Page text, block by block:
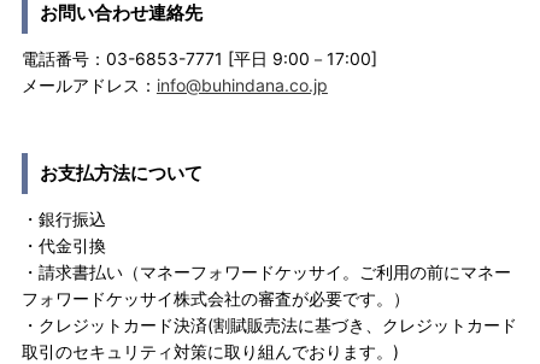
お問い合わせ連絡先
電話番号：03-6853-7771 [平日 9:00－17:00]
メールアドレス： info@buhindana.co.jp
お支払方法について
・銀行振込
・代金引換
・請求書払い（マネーフォワードケッサイ。ご利用の前にマネー
フォワードケッサイ株式会社の審査が必要です。）
・クレジットカード決済(割賦販売法に基づき、クレジットカード
取引のセキュリティ対策に取り組んでおります。)